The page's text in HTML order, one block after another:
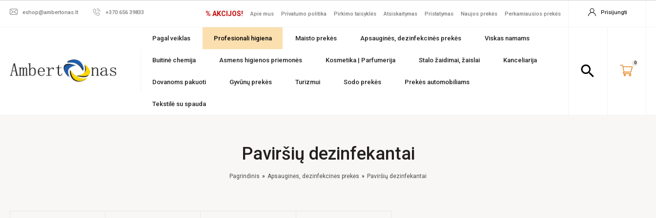
eshop@ambertonas.lt +370 656 39833 % AKCIJOS! Apie mus Privatumo politika Pirkimo taisyklės Atsiskaitymas Pristatymas Naujos prekės Perkamiausios prekės Prisijungti
Pagal veiklas Profesionali higiena Maisto prekės Apsauginės, dezinfekcinės prekės Viskas namams
Buitinė chemija Asmens higienos priemonės Kosmetika | Parfumerija Stalo žaidimai, žaislai Kanceliarija
Dovanoms pakuoti Gyvūnų prekės Turizmui Sodo prekės Prekės automobiliams
Tekstilė su spauda
search 0
Paviršių dezinfekantai
Pagrindinis Apsauginės, dezinfekcinės prekės Paviršių dezinfekantai